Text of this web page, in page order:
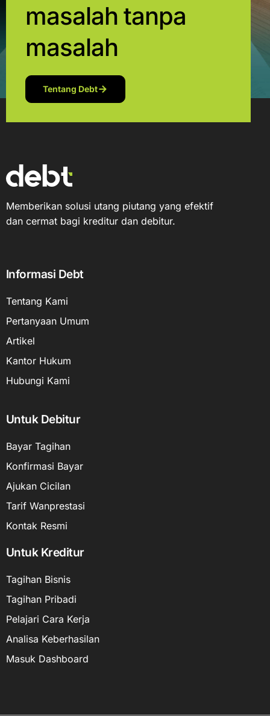
masalah tanpa
masalah
Tentang Debt
Memberikan solusi utang piutang yang efektif
dan cermat bagi kreditur dan debitur.
Informasi Debt
Tentang Kami
Pertanyaan Umum
Artikel
Kantor Hukum
Hubungi Kami
Untuk Debitur
Bayar Tagihan
Konfirmasi Bayar
Ajukan Cicilan
Tarif Wanprestasi
Kontak Resmi
Untuk Kreditur
Tagihan Bisnis
Tagihan Pribadi
Pelajari Cara Kerja
Analisa Keberhasilan
Masuk Dashboard